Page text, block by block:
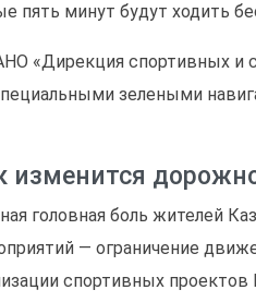
пять минут будут ходить
«Дирекция спортивных и
зелеными
изменится
головная боль жителей
— ограничение
спортивных